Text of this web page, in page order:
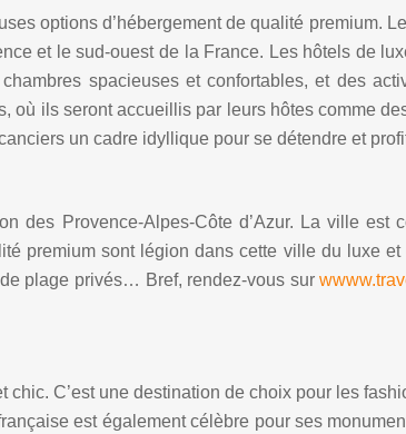
options d’hébergement de qualité premium.
et le sud-ouest de la France. Les hôtels de
spacieuses et confortables, et des
où ils seront accueillis par leurs hôtes comme
un cadre idyllique pour se détendre et
des Provence-Alpes-Côte d’Azur. La ville
premium sont légion dans cette ville du luxe
plage privés… Bref, rendez-vous sur
C’est une destination de choix pour les
est également célèbre pour ses